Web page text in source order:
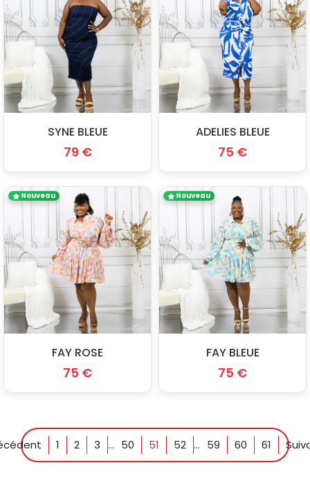
SYNE BLEUE
79 €
ADELIES BLEUE
75 €
Nouveau
FAY ROSE
75 €
Nouveau
FAY BLEUE
75 €
1 2 3 ... 50 51 52 ... 59 60 61